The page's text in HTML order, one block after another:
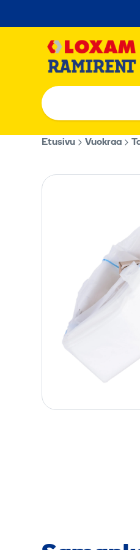
sisältöön
Etusivu Vuokraa